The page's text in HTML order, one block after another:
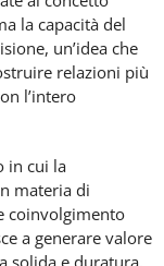
la capacità del
un’idea che
relazioni più
l’intero
in cui la
materia di
coinvolgimento
a generare valore